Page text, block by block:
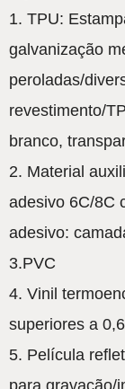
1. TPU:
galvanização
peroladas/
revestimento/
branco,
2. Material
adesivo 6C/8C
adesivo:
3.PVC
4. Vinil
superiores a
5. Película
para gravação/